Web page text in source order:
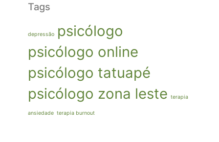
Tags
depressão
psicólogo
psicólogo online
psicólogo tatuapé
psicólogo zona leste terapia
ansiedade terapia burnout